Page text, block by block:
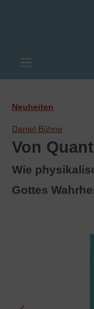
Neuheiten
Daniel Bühne
Von
Wie
Gottes